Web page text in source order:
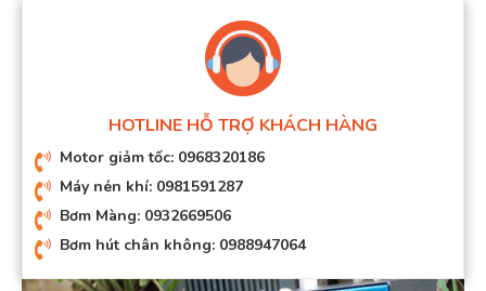
HOTLINE HỖ TRỢ KHÁCH HÀNG
Motor giảm tốc: 0968320186
Máy nén khí: 0981591287
Bơm Màng: 0932669506
Bơm hút chân không: 0988947064